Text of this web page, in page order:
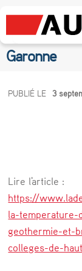
cour oasis,
Comment
Garonne
c
o
a
s
i
s
PUBLIÉ LE 3
Lire l'article :
https://
la-temperature-
geothermie-et-
colleges-de-